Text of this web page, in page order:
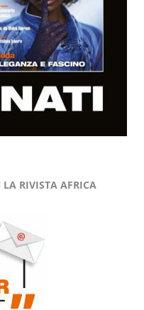
RIVISTA AFRICA